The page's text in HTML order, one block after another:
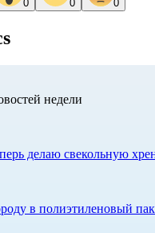
0 0 0
недели
делаю свекольную
в полиэтиленовый